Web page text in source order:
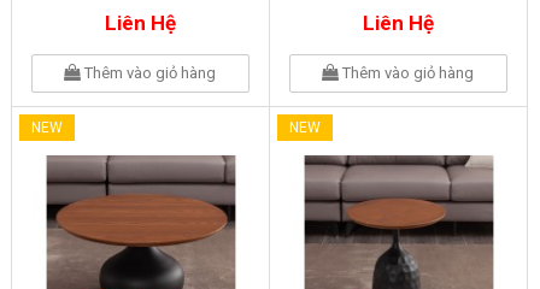
Liên Hệ
Thêm vào giỏ hàng
Liên Hệ
Thêm vào giỏ hàng
NEW NEW